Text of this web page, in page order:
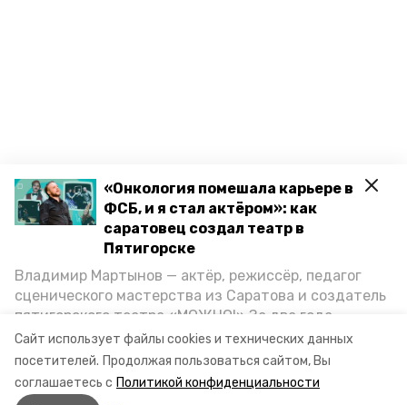
Сайт использует файлы cookies и технических данных
посетителей. Продолжая пользоваться сайтом, Вы
соглашаетесь с Политикой конфиденциальности
«Онкология помешала карьере в
ФСБ, и я стал актёром»: как
саратовец создал театр в
Пятигорске
Владимир Мартынов — актёр, режиссёр, педагог
сценического мастерства из Саратова и создатель
пятигорского театра «МОЖНО!» За два года
существования театр выпустил восемь спектаклей,
впереди — новые премьеры. О том, как стал
артистом, попал в Пятигорск и собрал труппу,
режиссёр рассказал корреспонденту «Портала